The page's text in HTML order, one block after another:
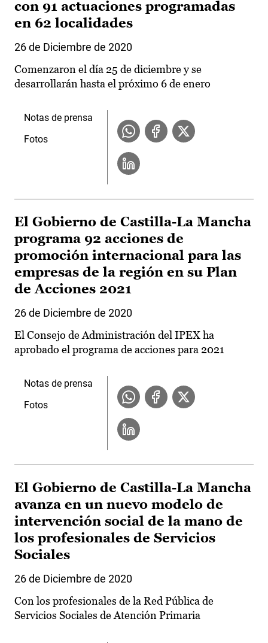
con 91 actuaciones programadas
en 62 localidades
26 de Diciembre de 2020
Comenzaron el día 25 de diciembre y se
desarrollarán hasta el próximo 6 de enero
Notas de prensa
Fotos
El Gobierno de Castilla-La Mancha
programa 92 acciones de
promoción internacional para las
empresas de la región en su Plan
de Acciones 2021
26 de Diciembre de 2020
El Consejo de Administración del IPEX ha
aprobado el programa de acciones para 2021
Notas de prensa
Fotos
El Gobierno de Castilla-La Mancha
avanza en un nuevo modelo de
intervención social de la mano de
los profesionales de Servicios
Sociales
26 de Diciembre de 2020
Con los profesionales de la Red Pública de
Servicios Sociales de Atención Primaria